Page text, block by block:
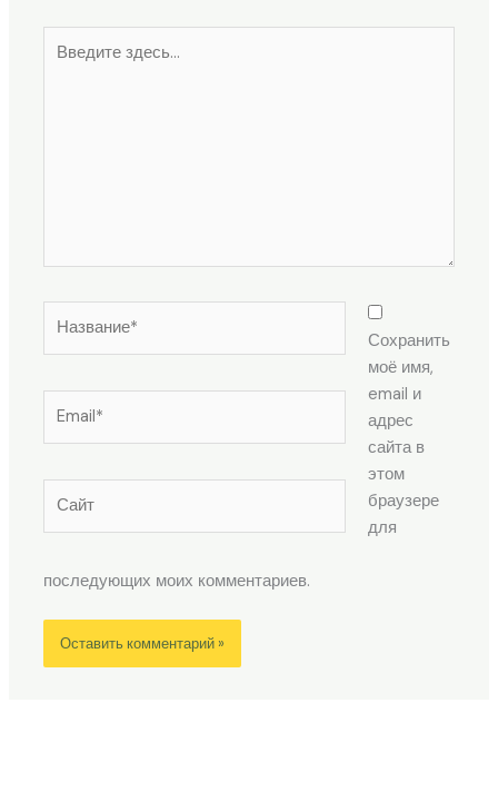
здесь...
Сохранить
моё имя,
email и
адрес
сайта в
этом
браузере
для
последующих моих комментариев.